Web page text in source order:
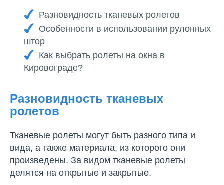
Разновидность тканевых ролетов
Особенности в использовании рулонных
штор
Как выбрать ролеты на окна в
Кировограде?
Разновидность тканевых
ролетов
Тканевые ролеты могут быть разного типа и
вида, а также материала, из которого они
произведены. За видом тканевые ролеты
делятся на открытые и закрытые.